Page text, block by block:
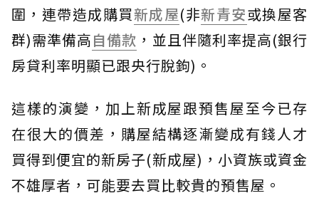
圍，連帶造成購買新成屋(非新青安或換屋客
群)需準備高自備款 ，並且伴隨利率提高(銀行
房貸利率明顯已跟央行脫鉤)。
這樣的演變，加上新成屋跟預售屋至今已存
在很大的價差，購屋結構逐漸變成有錢人才
買得到便宜的新房子(新成屋)，小資族或資金
不雄厚者，可能要去買比較貴的預售屋。